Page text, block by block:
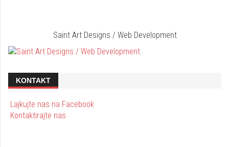
Saint Art Designs / Web Development
KONTAKT
Lajkujte nas na Facebook
Kontaktirajte nas